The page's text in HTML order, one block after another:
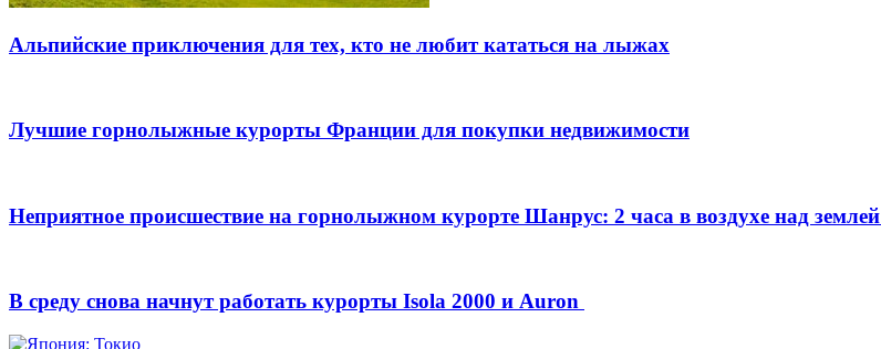
Альпийские приключения для тех, кто не любит кататься на лыжах
Лучшие горнолыжные курорты Франции для покупки недвижимости
Неприятное происшествие на горнолыжном курорте Шанрус: 2 часа в воздухе над землей
В среду снова начнут работать курорты Isola 2000 и Auron